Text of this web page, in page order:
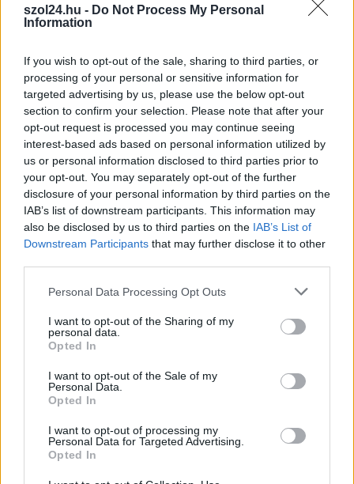
szol24.hu - Do Not Process My Personal
Information
If you wish to opt-out of the sale, sharing to third parties, or
processing of your personal or sensitive information for
targeted advertising by us, please use the below opt-out
section to confirm your selection. Please note that after your
opt-out request is processed you may continue seeing
interest-based ads based on personal information utilized by
us or personal information disclosed to third parties prior to
your opt-out. You may separately opt-out of the further
disclosure of your personal information by third parties on the
IAB’s list of downstream participants. This information may
also be disclosed by us to third parties on the IAB’s List of
Downstream Participants that may further disclose it to other
Please note that this website/app uses one or more Google
not limited to your visit or usage behaviour. You may click to
grant or deny consent to Google and its third-party tags to
use your data for below specified purposes in below Google
consent section.
Personal Data Processing Opt Outs
I want to opt-out of the Sharing of my
personal data.
Opted In
I want to opt-out of the Sale of my
Personal Data.
Opted In
I want to opt-out of processing my
Personal Data for Targeted Advertising.
Opted In
Nem biztató: a hétvégi kisebb felfrissülés után jövő héten
megint visszatér a forróság, újra rekkenő hőség jön, akár 38
Közzétették a szakértői állásfoglalást, a Fiumei úti fák
többsége szakszerűen már nem ápolható
A MÚOSZ sajtódíjának második helyét nyerte el a Borsod24 és
a Paraméter közös riportfilmje a Sajó szennyezéséről
Tánccal, zeneszóval és vásárral telik meg Jászberény, indul a
Csángó Fesztivál
Meghosszabbított hőségriasztás és vízkorlátozások, a
mezőtúri kórházban leállt a klíma
Tragédiába torkollott a segítségnyújtás elmulasztása, három
Hatalmas lángok csaptak fel Szolnokon
a száguldozást
Szolnokra is megérkezik a nyár eddigi legkeményebb napja
Már Szolnokon is korlátozások léptek életbe a tartós hatalmas
hőség, a vízhiány és az áramtakarékosság miatt